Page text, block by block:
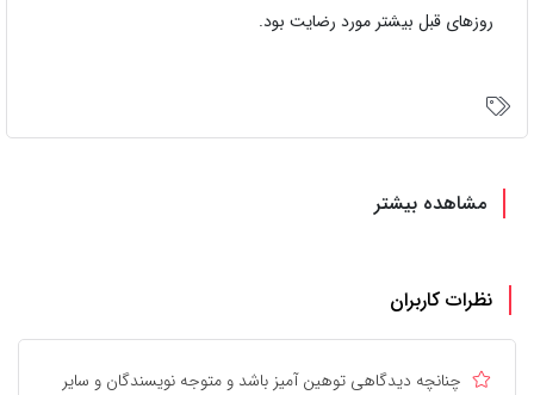
روزهای قبل بیشتر مورد رضایت بود.
مشاهده بیشتر
نظرات کاربران
چنانچه دیدگاهی توهین آمیز باشد و متوجه نویسندگان و سایر